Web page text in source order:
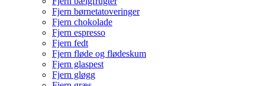
Fjern børnetatoveringer
Fjern chokolade
Fjern espresso
Fjern fedt
Fjern fløde og flødeskum
Fjern glaspest
Fjern gløgg